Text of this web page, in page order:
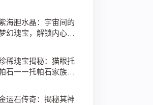
灵性的完美结合！
海胆水晶：宇宙间的
幻瑰宝，解锁内心宁
稀瑰宝揭秘：猫眼托
石——托帕石家族中
运石传奇：揭秘其神